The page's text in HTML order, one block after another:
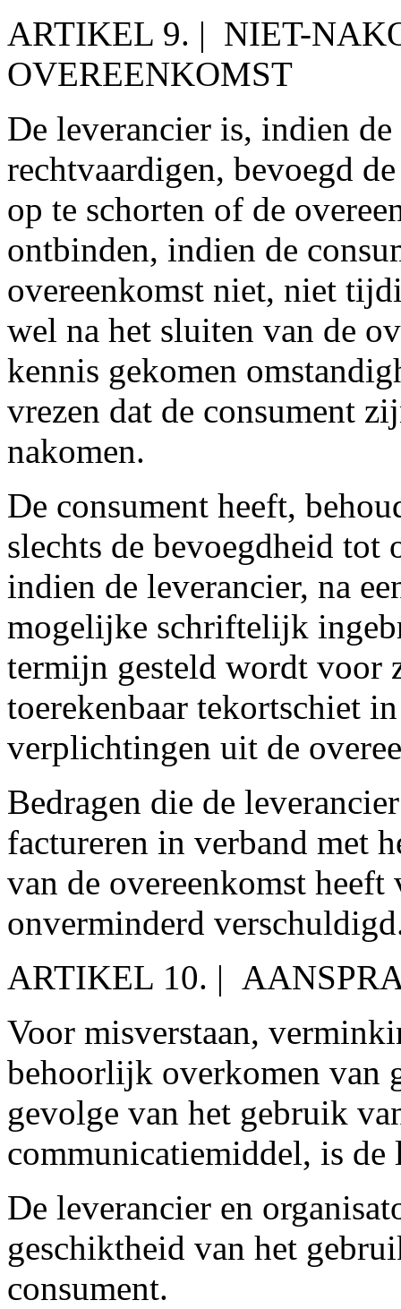
ARTIKEL 9. | NIET-
OVEREENKOMST
De leverancier is, indien
rechtvaardigen, bevoegd
op te schorten of de
ontbinden, indien de
overeenkomst niet, niet
wel na het sluiten van de
kennis gekomen
vrezen dat de consument
nakomen.
De consument heeft,
slechts de bevoegdheid
indien de leverancier, na
mogelijke schriftelijk
termijn gesteld wordt voor
toerekenbaar tekortschiet
verplichtingen uit de
Bedragen die de
factureren in verband met
van de overeenkomst
onverminderd
ARTIKEL 10. |
Voor misverstaan,
behoorlijk overkomen van
gevolge van het gebruik
communicatiemiddel, is
De leverancier en
geschiktheid van het
consument.